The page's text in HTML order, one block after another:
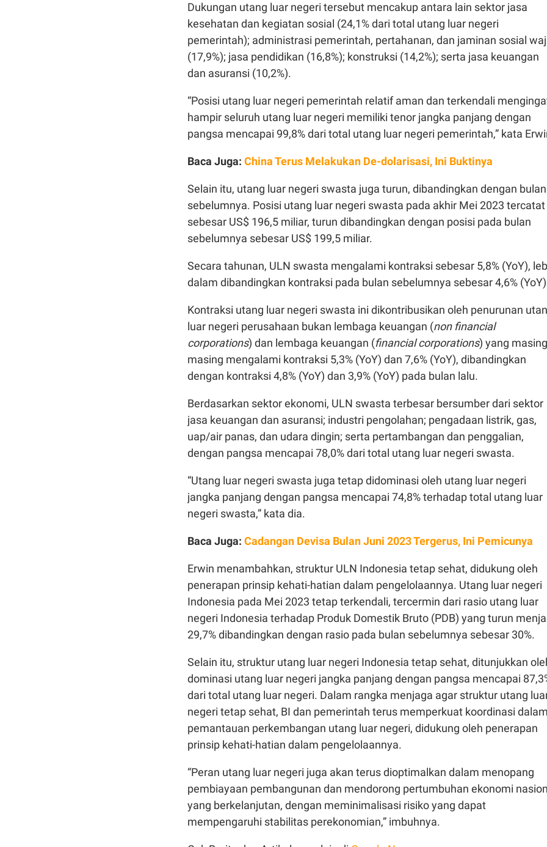
Dukungan utang luar negeri tersebut mencakup antara lain sektor jasa
kesehatan dan kegiatan sosial (24,1% dari total utang luar negeri
pemerintah); administrasi pemerintah, pertahanan, dan jaminan sosial
(17,9%); jasa pendidikan (16,8%); konstruksi (14,2%); serta jasa keuangan
dan asuransi (10,2%).
“Posisi utang luar negeri pemerintah relatif aman dan terkendali
hampir seluruh utang luar negeri memiliki tenor jangka panjang dengan
pangsa mencapai 99,8% dari total utang luar negeri pemerintah,” kata
Baca Juga: China Terus Melakukan De-dolarisasi, Ini Buktinya
Selain itu, utang luar negeri swasta juga turun, dibandingkan dengan bulan
sebelumnya. Posisi utang luar negeri swasta pada akhir Mei 2023 tercatat
sebesar US$ 196,5 miliar, turun dibandingkan dengan posisi pada bulan
sebelumnya sebesar US$ 199,5 miliar.
Secara tahunan, ULN swasta mengalami kontraksi sebesar 5,8% (YoY),
dalam dibandingkan kontraksi pada bulan sebelumnya sebesar 4,6%
Kontraksi utang luar negeri swasta ini dikontribusikan oleh penurunan
luar negeri perusahaan bukan lembaga keuangan (non financial
corporations) dan lembaga keuangan (financial corporations) yang
masing mengalami kontraksi 5,3% (YoY) dan 7,6% (YoY), dibandingkan
dengan kontraksi 4,8% (YoY) dan 3,9% (YoY) pada bulan lalu.
Berdasarkan sektor ekonomi, ULN swasta terbesar bersumber dari sektor
jasa keuangan dan asuransi; industri pengolahan; pengadaan listrik, gas,
uap/air panas, dan udara dingin; serta pertambangan dan penggalian,
dengan pangsa mencapai 78,0% dari total utang luar negeri swasta.
“Utang luar negeri swasta juga tetap didominasi oleh utang luar negeri
jangka panjang dengan pangsa mencapai 74,8% terhadap total utang luar
negeri swasta,” kata dia.
Baca Juga: Cadangan Devisa Bulan Juni 2023 Tergerus, Ini Pemicunya
Erwin menambahkan, struktur ULN Indonesia tetap sehat, didukung oleh
penerapan prinsip kehati-hatian dalam pengelolaannya. Utang luar negeri
Indonesia pada Mei 2023 tetap terkendali, tercermin dari rasio utang luar
negeri Indonesia terhadap Produk Domestik Bruto (PDB) yang turun
29,7% dibandingkan dengan rasio pada bulan sebelumnya sebesar 30%.
Selain itu, struktur utang luar negeri Indonesia tetap sehat, ditunjukkan
dominasi utang luar negeri jangka panjang dengan pangsa mencapai
dari total utang luar negeri. Dalam rangka menjaga agar struktur utang
negeri tetap sehat, BI dan pemerintah terus memperkuat koordinasi
pemantauan perkembangan utang luar negeri, didukung oleh penerapan
prinsip kehati-hatian dalam pengelolaannya.
“Peran utang luar negeri juga akan terus dioptimalkan dalam menopang
pembiayaan pembangunan dan mendorong pertumbuhan ekonomi
yang berkelanjutan, dengan meminimalisasi risiko yang dapat
mempengaruhi stabilitas perekonomian,” imbuhnya.